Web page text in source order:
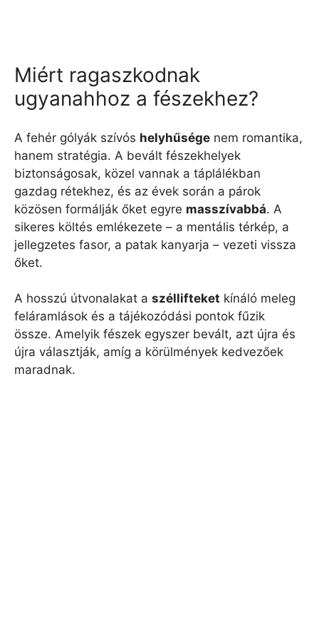
Miért ragaszkodnak
ugyanahhoz a fészekhez?
A fehér gólyák szívós helyhűsége nem romantika,
hanem stratégia. A bevált fészekhelyek
biztonságosak, közel vannak a táplálékban
gazdag rétekhez, és az évek során a párok
közösen formálják őket egyre masszívabbá. A
sikeres költés emlékezete – a mentális térkép, a
jellegzetes fasor, a patak kanyarja – vezeti vissza
őket.
A hosszú útvonalakat a széllifteket kínáló meleg
feláramlások és a tájékozódási pontok fűzik
össze. Amelyik fészek egyszer bevált, azt újra és
újra választják, amíg a körülmények kedvezőek
maradnak.